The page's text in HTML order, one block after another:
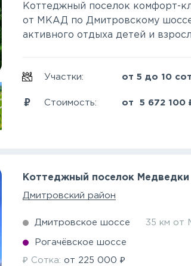
Коттеджный поселок комфорт-
от МКАД по Дмитровскому
активного отдыха детей и
Участки: от 5 до 10
Стоимость: от5 672 100
Коттеджный поселок Медведки
Дмитровский район
Дмитровское шоссе 35 км от
Рогачёвское шоссе
₽ Сотка:от 225 000 ₽